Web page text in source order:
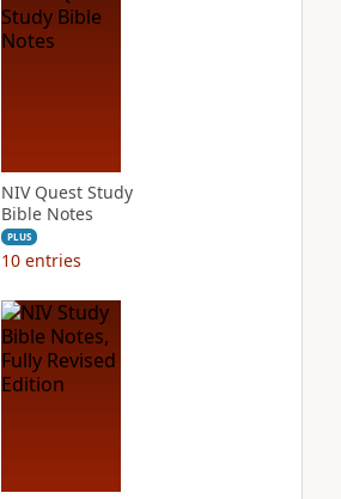
NIV Quest Study
Bible Notes
PLUS
10 entries